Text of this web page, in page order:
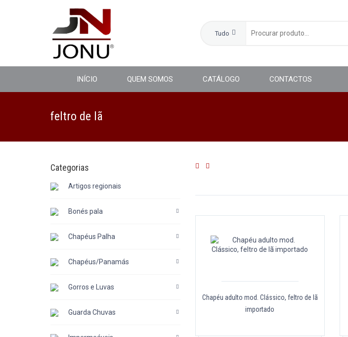
Tudo
INÍCIO QUEM SOMOS CATÁLOGO CONTACTOS
feltro de lã
Chapéu adulto mod. Clássico, feltro de lã
importado
Categorias
Artigos regionais
Bonés pala
Chapéus Palha
Chapéus/Panamás
Gorros e Luvas
Guarda Chuvas